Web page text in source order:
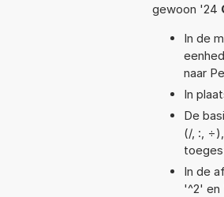
gewoon '24
In de
naar
In
De
(/, :,
In de
'^2' en